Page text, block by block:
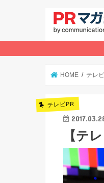
HOME テレ
テレビPR
【テ